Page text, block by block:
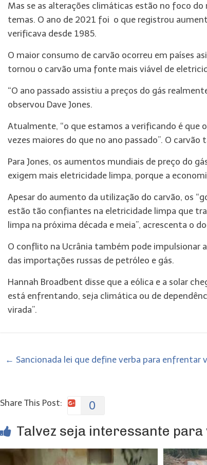
Mas se as alterações climáticas estão no foco
temas. O ano de 2021 foi o que registrou
verificava desde 1985.
O maior consumo de carvão ocorreu em países
tornou o carvão uma fonte mais viável de
“O ano passado assistiu a preços do gás
observou Dave Jones.
Atualmente, “o que estamos a verificando é que
vezes maiores do que no ano passado”. O
Para Jones, os aumentos mundiais de preço do
exigem mais eletricidade limpa, porque a
Apesar do aumento da utilização do carvão, os
estão tão confiantes na eletricidade limpa que
limpa na próxima década e meia”, acrescenta o
O conflito na Ucrânia também pode impulsionar
das importações russas de petróleo e gás.
Hannah Broadbent disse que a eólica e a solar
está enfrentando, seja climática ou de
virada”.
← Sancionada lei que define verba para enfrentar
Share This Post:
0
Talvez seja interessante para